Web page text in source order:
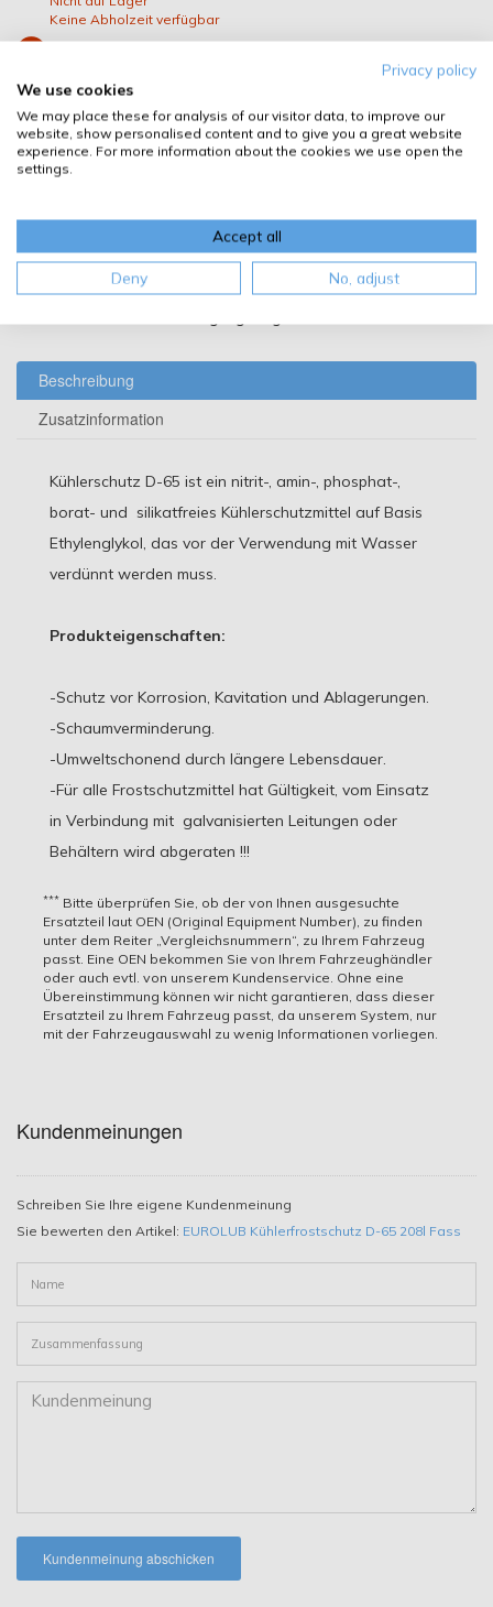
Keine Abholzeit verfügbar
Nicht auf Lager
Keine Abholzeit verfügbar
Autoteile-Direkt & MotorölDirekt
Filiale 3500 Krems/Donau
Nicht auf Lager
Autoteile-Direkt & MotorölDirekt
Filiale 2620 Neunkirchen
Nicht auf Lager
Keine Abholzeit verfügbar
Beschreibung
Zusatzinformation
Kühlerschutz D-65 ist ein nitrit-, amin-, phosphat-,
borat- und silikatfreies Kühlerschutzmittel auf Basis
Ethylenglykol, das vor der Verwendung mit Wasser
verdünnt werden muss.
Produkteigenschaften:
-Schutz vor Korrosion, Kavitation und Ablagerungen.
-Schaumverminderung.
-Umweltschonend durch längere Lebensdauer.
-Für alle Frostschutzmittel hat Gültigkeit, vom Einsatz
in Verbindung mit galvanisierten Leitungen oder
Behältern wird abgeraten !!!
Konzentrat
Interne Artikelnummer
2474009
Inhalt
Herstellerartikelnummer
EAN
*** Bitte überprüfen Sie, ob der von Ihnen ausgesuchte
Ersatzteil laut OEN (Original Equipment Number), zu finden
unter dem Reiter „Vergleichsnummern“, zu Ihrem Fahrzeug
passt. Eine OEN bekommen Sie von Ihrem Fahrzeughändler
oder auch evtl. von unserem Kundenservice. Ohne eine
Übereinstimmung können wir nicht garantieren, dass dieser
Ersatzteil zu Ihrem Fahrzeug passt, da unserem System, nur
mit der Fahrzeugauswahl zu wenig Informationen vorliegen.
Kundenmeinungen
Schreiben Sie Ihre eigene Kundenmeinung
Sie bewerten den Artikel: EUROLUB Kühlerfrostschutz D-65 208l Fass
Kundenmeinung abschicken
Privacy policy
We use cookies
We may place these for analysis of our visitor data, to improve our
website, show personalised content and to give you a great website
experience. For more information about the cookies we use open the
settings.
Accept all
Deny No, adjust